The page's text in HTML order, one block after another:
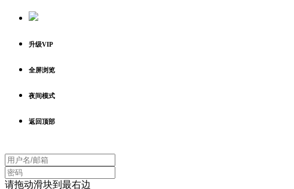
升级VIP
全屏浏览
夜间模式
返回顶部
请拖动滑块到最右边